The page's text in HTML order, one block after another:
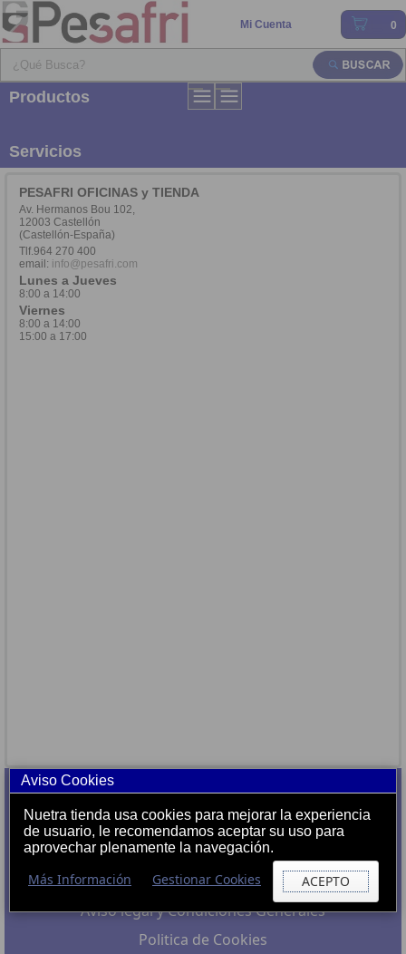
Mi Cuenta 0
Productos
Servicios
PESAFRI OFICINAS y TIENDA
Av. Hermanos Bou 102,
12003 Castellón
(Castellón-España)
Tlf.964 270 400
email: info@pesafri.com
Lunes a Jueves
8:00 a 14:00
Viernes
8:00 a 14:00
15:00 a 17:00
ATENCIÓN AL CLIENTE
Post-Venta
Nuestro Compromiso
Aviso legal y Condiciones Generales
Politica de Cookies
Aviso Cookies
Nuetra tienda usa cookies para mejorar la experiencia
de usuario, le recomendamos aceptar su uso para
aprovechar plenamente la navegación.
Más Información Gestionar Cookies ACEPTO